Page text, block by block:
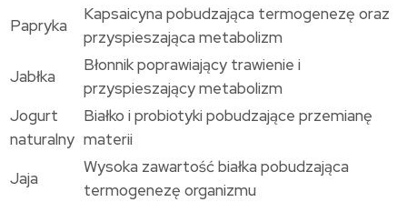
Papryka
Kapsaicyna pobudzająca termogenezę oraz
przyspieszająca metabolizm
Jabłka
Błonnik poprawiający trawienie i
przyspieszający metabolizm
Jogurt
naturalny
Białko i probiotyki pobudzające przemianę
materii
Jaja
Wysoka zawartość białka pobudzająca
termogenezę organizmu